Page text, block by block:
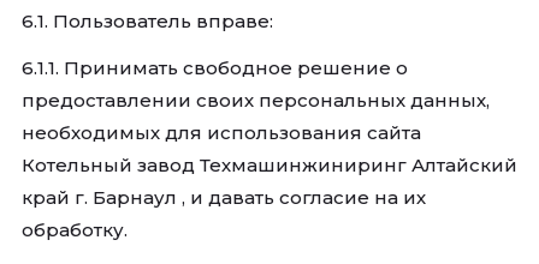
6.1. Пользователь вправе:
6.1.1. Принимать свободное решение о
предоставлении своих персональных данных,
необходимых для использования сайта
Котельный завод Техмашинжиниринг Алтайский
край г. Барнаул , и давать согласие на их
обработку.